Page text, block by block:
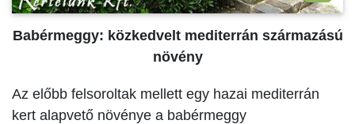
Babérmeggy: közkedvelt mediterrán származású
növény
Az előbb felsoroltak mellett egy hazai mediterrán
kert alapvető növénye a babérmeggy